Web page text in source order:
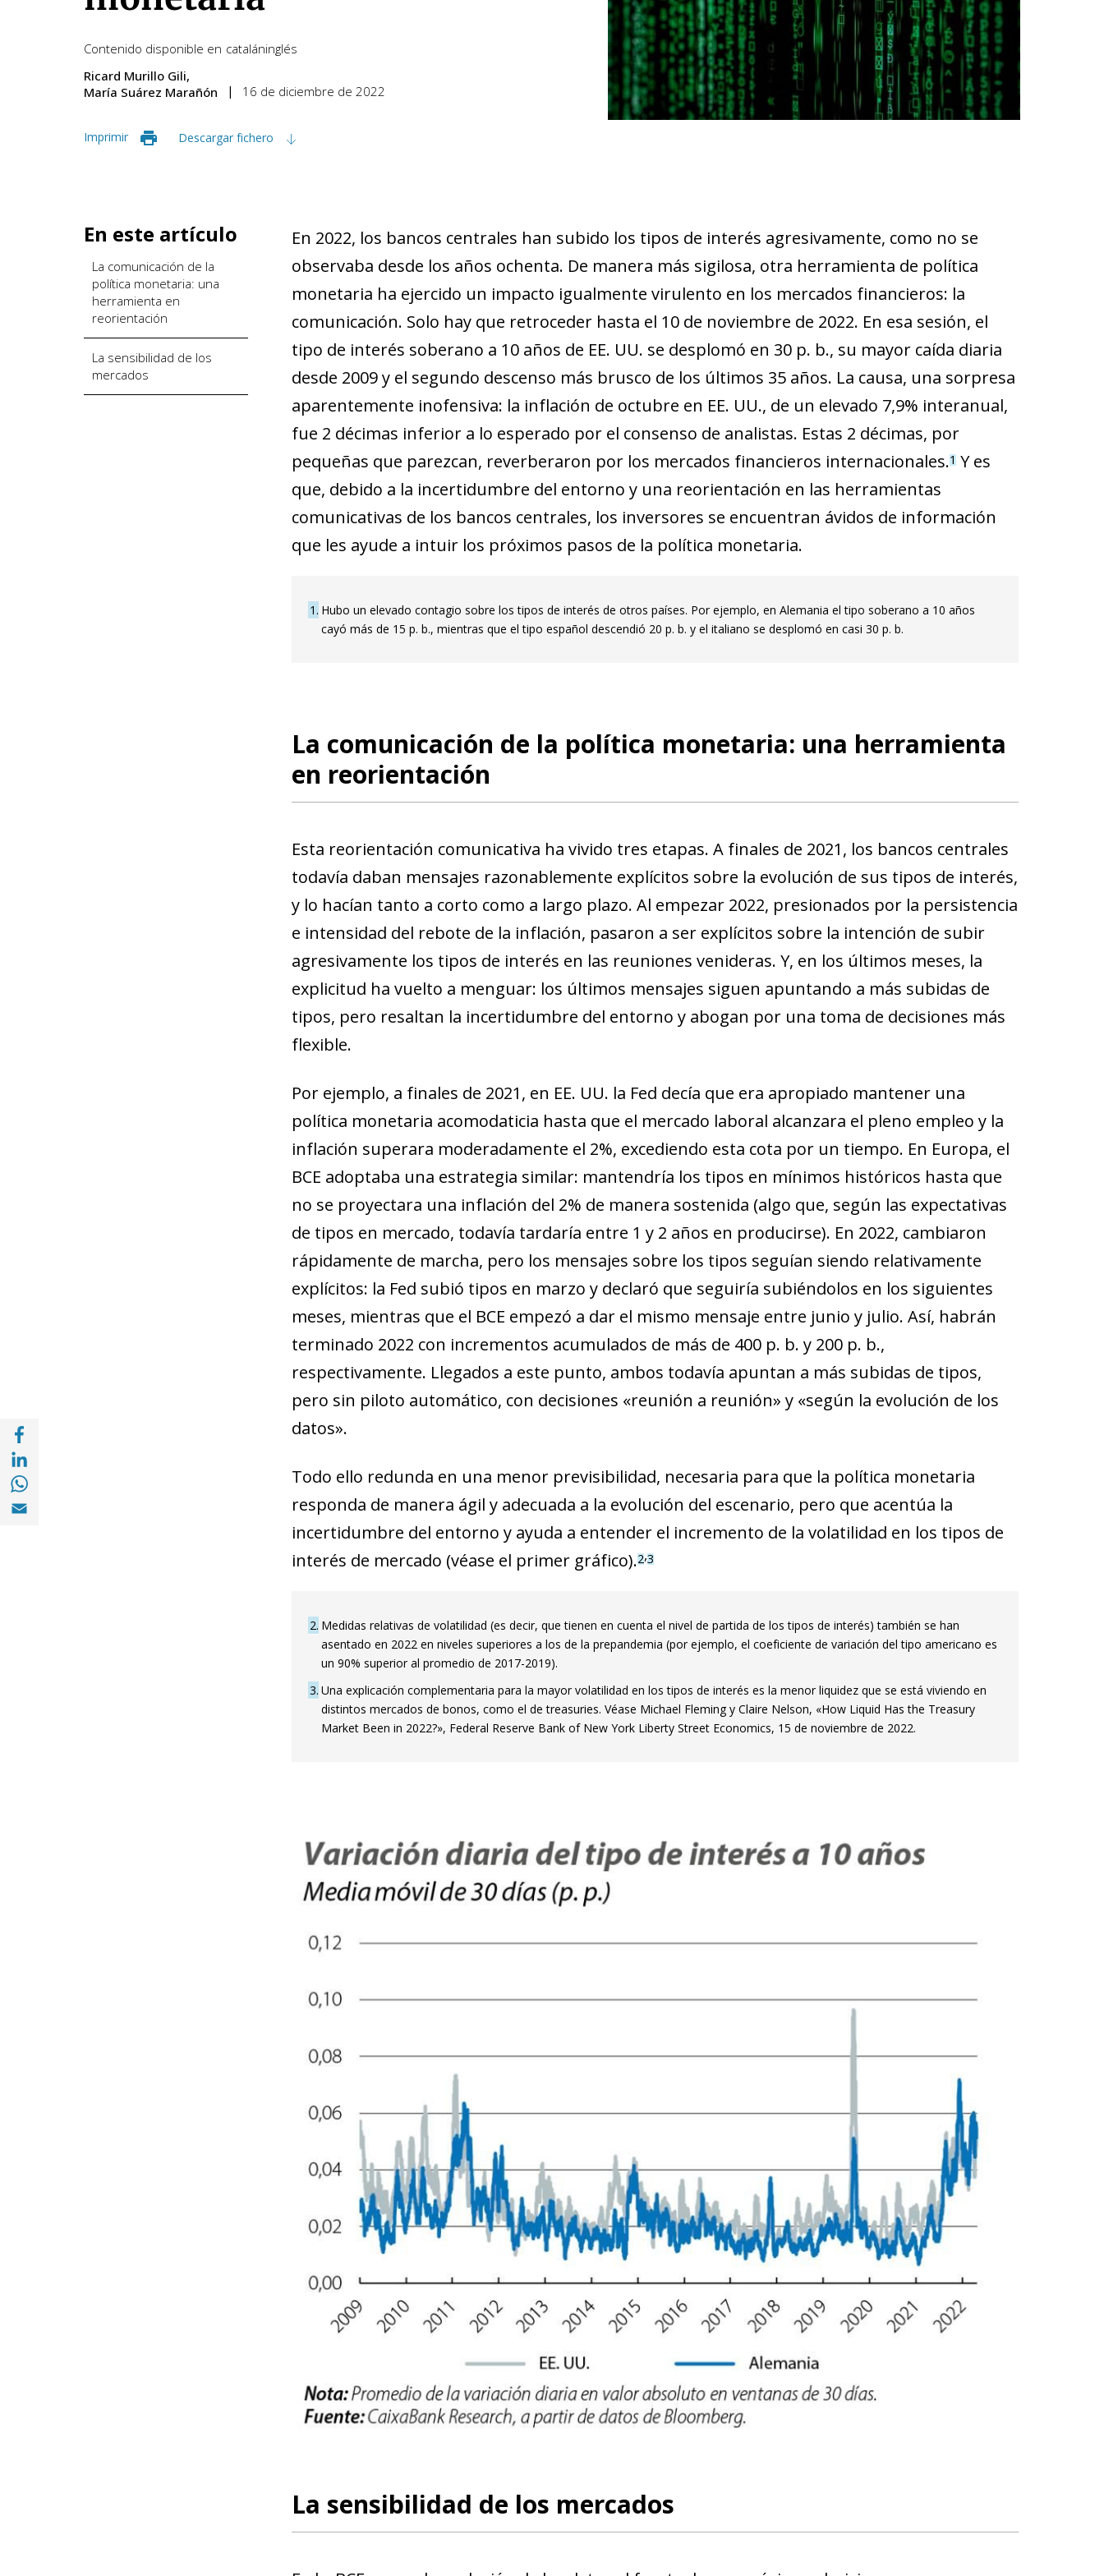
Contenido disponible en cataláninglés
Ricard Murillo Gili
María Suárez Marañón
16 de diciembre de 2022
Imprimir Descargar fichero
Compartir en Facebook (opens in a new window)
Compartir en with Whatsapp (opens in a new window)
Compartir en Email (opens in a new window)
En este artículo
La comunicación de la
política monetaria: una
herramienta en
reorientación
La sensibilidad de los
mercados
En 2022, los bancos centrales han subido los tipos de interés agresivamente, como no se
observaba desde los años ochenta. De manera más sigilosa, otra herramienta de política
monetaria ha ejercido un impacto igualmente virulento en los mercados financieros: la
comunicación. Solo hay que retroceder hasta el 10 de noviembre de 2022. En esa sesión, el
tipo de interés soberano a 10 años de EE. UU. se desplomó en 30 p. b., su mayor caída diaria
desde 2009 y el segundo descenso más brusco de los últimos 35 años. La causa, una sorpresa
aparentemente inofensiva: la inflación de octubre en EE. UU., de un elevado 7,9% in­­teranual,
fue 2 décimas inferior a lo esperado por el consenso de analistas. Estas 2 décimas, por
pequeñas que parezcan, reverberaron por los mercados financieros in­­ternacionales.1Y es
que, debido a la incertidumbre del en­­torno y una reorientación en las herramientas
comunicativas de los bancos centrales, los inversores se encuentran ávidos de información
que les ayude a intuir los próximos pasos de la política monetaria.
1 Hubo un elevado contagio sobre los tipos de interés de otros países. Por ejemplo, en Alemania el tipo soberano a 10 años
cayó más de 15 p. b., mientras que el tipo español descendió 20 p. b. y el italiano se desplomó en casi 30 p. b.
La comunicación de la política monetaria: una herramienta
en reorientación
Esta reorientación comunicativa ha vivido tres etapas. A finales de 2021, los bancos centrales
todavía daban mensajes razonablemente explícitos sobre la evolución de sus tipos de interés,
y lo hacían tanto a corto como a largo plazo. Al empezar 2022, presionados por la persistencia
e intensidad del rebote de la inflación, pasaron a ser explícitos sobre la intención de subir
agresivamente los tipos de interés en las reuniones venideras. Y, en los últimos meses, la
explicitud ha vuelto a menguar: los últimos mensajes siguen apuntando a más subidas de
tipos, pero resaltan la incertidumbre del entorno y abogan por una toma de decisiones más
flexible.
Por ejemplo, a finales de 2021, en EE. UU. la Fed decía que era apropiado mantener una
política monetaria acomodaticia hasta que el mercado laboral alcanzara el pleno empleo y la
inflación superara moderadamente el 2%, excediendo esta cota por un tiempo. En Europa, el
BCE adoptaba una estrategia similar: mantendría los tipos en mínimos históricos hasta que
no se proyectara una inflación del 2% de manera sostenida (algo que, según las expectativas
de tipos en mercado, todavía tardaría entre 1 y 2 años en producirse). En 2022, cambiaron
rápidamente de marcha, pero los mensajes sobre los tipos seguían siendo relativamente
explícitos: la Fed subió tipos en marzo y declaró que seguiría subiéndolos en los siguientes
meses, mientras que el BCE empezó a dar el mismo mensaje entre junio y julio. Así, habrán
terminado 2022 con incrementos acumulados de más de 400 p. b. y 200 p. b.,
respectivamente. Llegados a este punto, ambos todavía apuntan a más subidas de tipos,
pero sin piloto automático, con decisiones «reunión a reunión» y «según la evolución de los
datos».
Todo ello redunda en una menor previsibilidad, necesaria para que la política monetaria
responda de manera ágil y adecuada a la evolución del escenario, pero que acentúa la
incertidumbre del entorno y ayuda a entender el incremento de la volatilidad en los tipos de
interés de mercado (véase el primer gráfico).2,3
2 Medidas relativas de volatilidad (es decir, que tienen en cuenta el nivel de partida de los tipos de interés) también se han
asentado en 2022 en niveles superiores a los de la prepandemia (por ejemplo, el coeficiente de variación del tipo americano es
un 90% superior al promedio de 2017-2019).
3 Una explicación complementaria para la mayor volatilidad en los ti­­pos de interés es la menor liquidez que se está viviendo en
distintos mercados de bonos, como el de treasuries. Véase Michael Fleming y Clai­­re Nelson, «How Liquid Has the Treasury
Market Been in 2022?», Fe­­­­deral Reserve Bank of New York Liberty Street Economics, 15 de noviembre de 2022.
La sensibilidad de los mercados